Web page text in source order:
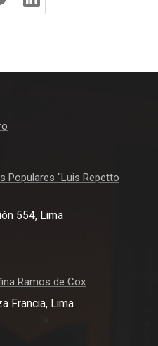
Populares "Luis Repetto
554, Lima
Ramos de Cox
Francia, Lima